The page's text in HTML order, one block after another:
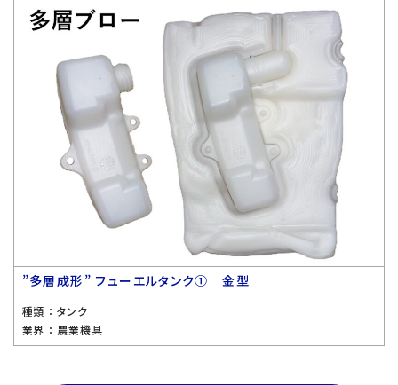
”多層成形” フューエルタンク① 金型
種類 ： タンク
業界 ： 農業機具